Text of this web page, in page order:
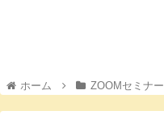
ホーム ZOOMセミナー